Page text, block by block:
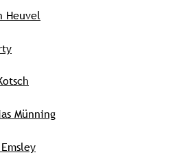
Heuvel
Münning